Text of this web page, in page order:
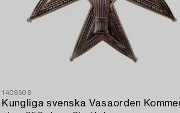
1408508